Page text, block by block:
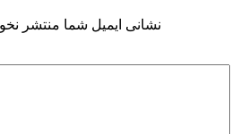
نشانی ایمیل شما منتشر